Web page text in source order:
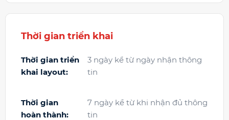
Thời gian triển khai
Thời gian triển
khai layout:
3 ngày kể từ ngày nhận thông
tin
Thời gian
hoàn thành:
7 ngày kể từ khi nhận đủ thông
tin